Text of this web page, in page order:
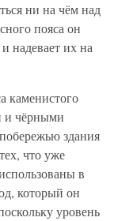
ни на чём над
пояса он
надевает их на
каменистого
и чёрными
здания
что уже
в
который он
уровень